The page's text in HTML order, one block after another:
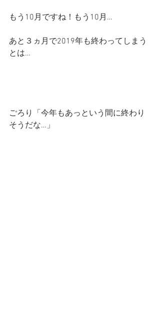
もう10月ですね！もう10月…
あと３ヵ月で2019年も終わってしまう
とは…
ごろり「今年もあっという間に終わり
そうだな…」